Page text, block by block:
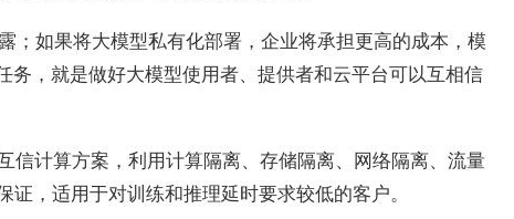
；如果将大模型私有化部署，企业将承担更高的成本，模
务，就是做好大模型使用者、提供者和云平台可以互相信
信计算方案，利用计算隔离、存储隔离、网络隔离、流量
，适用于对训练和推理延时要求较低的客户。